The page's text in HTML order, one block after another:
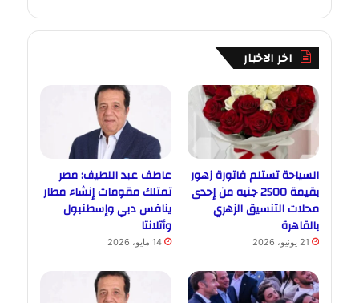
اخر الاخبار
السياحة تستلم فاتورة زهور
بقيمة 2500 جنيه من إحدى
محلات التنسيق الزهري
بالقاهرة
21 يونيو، 2026
عاطف عبد اللطيف: مصر
تمتلك مقومات إنشاء مطار
ينافس دبي وإسطنبول
وأتلانتا
14 مايو، 2026